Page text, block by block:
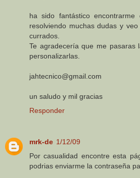
ha sido fantástico
resolviendo muchas dudas y
currados.
Te agradecería que me pasaras
personalizarlas.
jahtecnico@gmail.com
un saludo y mil gracias
Responder
mrk-de 1/12/09
Por casualidad encontre esta
podrias enviarme la contraseña